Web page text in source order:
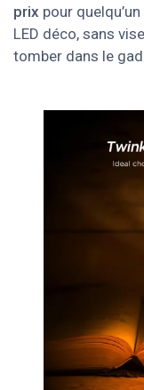
prix pour
LED déco, sans
tomber dans le